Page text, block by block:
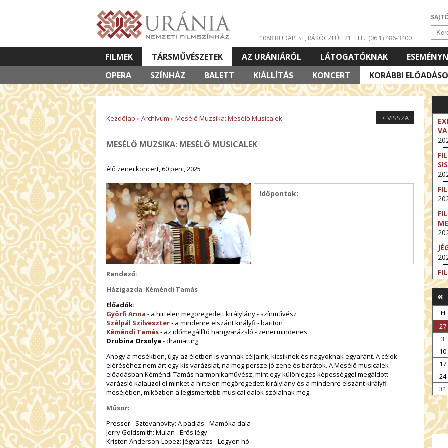
1088 BUDAPEST, RÁKÓCZI ÚT 21. TEL.: (06 1) 486-3400
FILMEK
TÁRSMŰVÉSZETEK
OPERA
SZÍNHÁZ BALETT KIÁLLÍTÁS KONCERT KORÁBBI
AZ URÁNIÁRÓL LÁTOGATÓKNAK
VETÍTETT KÉPES ELŐADÁSOK
< VISSZA
Kezdőlap »Archívum »Mesélő Muzsika: Mesélő Musicalek
MESÉLŐ MUZSIKA: MESÉLŐ MUSICALEK
élő zenei koncert, 60 perc, 2025
Időpontok:
Rendező:
Házigazda: Kéméndi Tamás
Előadók:
Györfi Anna - a hirtelen megöregedett királylány - színművész
Szélpál Szilveszter- a mindenre elszánt királyfi - bariton
Kéméndi Tamás- az időmegállító hangvarázsló - zenei mindenes
Drubina Orsolya - dramaturg
Ahogy a mesékben, úgy az életben is vannak céljaink, kicsiknek és nagyoknak egyaránt. A célok
eléréséhez nem árt egy kis varázslat, na meg persze jó zene és barátok. A Mesélő musicalek
előadásban Kéméndi Tamás harmonikaművész, mint egy különleges képességgel megáldott
varázsló kalauzol el minket a hirtelen megöregedett királylány és a mindenre elszánt királyfi
meséjében, miközben a legismertebb musical dalok szólalnak meg.
Műsor:
Presser - Sztevanovity: A padlás - Mamóka dala
Jerry Goldsmith: Mulan - Erős légy
Kristen Anderson-Lopez: Jégvarázs - Legyen hó
«
H
27
3
10
17
24
31